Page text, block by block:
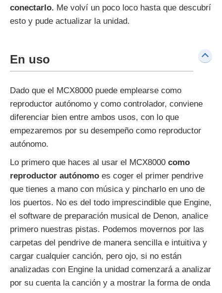
conectarlo. Me volví un poco loco hasta que descubrí
esto y pude actualizar la unidad.
En uso
Dado que el MCX8000 puede emplearse como
reproductor autónomo y como controlador, conviene
diferenciar bien entre ambos usos, con lo que
empezaremos por su desempeño como reproductor
autónomo.
Lo primero que haces al usar el MCX8000 como
reproductor autónomo es coger el primer pendrive
que tienes a mano con música y pincharlo en uno de
los puertos. No es del todo imprescindible que Engine,
el software de preparación musical de Denon, analice
primero nuestras pistas. Podemos movernos por las
carpetas del pendrive de manera sencilla e intuitiva y
cargar cualquier canción, pero ojo, si no están
analizadas con Engine la unidad comenzará a analizar
por su cuenta la canción y a mostrar la forma de onda